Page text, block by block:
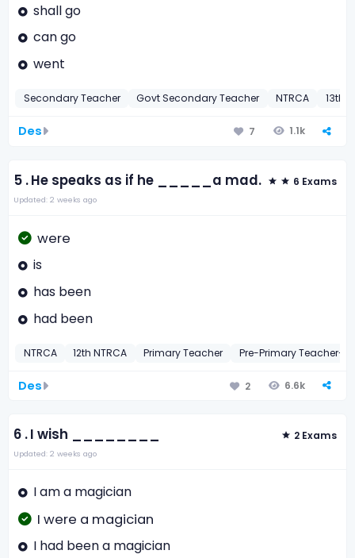
shall go
can go
went
Secondary Teacher Govt Secondary Teacher NTRCA 13th
Des 7 1.1k
5 .He speaks as if he _____a mad. 6 Exams
Updated: 2 weeks ago
were
is
has been
had been
NTRCA 12th NTRCA Primary Teacher Pre-Primary Teacher-
Des 2 6.6k
6 .I wish ________ 2 Exams
Updated: 2 weeks ago
I am a magician
I were a magician
I had been a magician